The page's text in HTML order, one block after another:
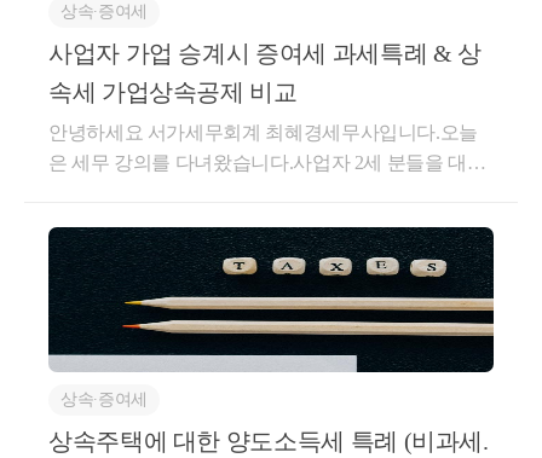
일단 주된 상속인에 해당되지 않아야 하는데요.
상속 주택을 지분별로 받은 경우
주된 상속인 - 소수지분권자로 나눠지게 됩니다.
주된 상속인 판단 기준은 아래와 같습니다.
② 상속주택에 거주하는 자
③ 최연장자
이 비과세 특례에 중요한 점은,
상속 주택을 취득할 때 보유하여야 함
자체가 없습니다.
상속∙증여세
사업자 가업 승계시 증여세 과세특례 & 상
속세 가업상속공제 비교
안녕하세요 서가세무회계 최혜경세무사입니다.오늘
은 세무 강의를 다녀왔습니다.사업자 2세 분들을 대상
이었는데,이 부분을 공유하면 좋을 것 같아서 포스팅
을 남깁니다.모든 재산, 즉 부동산이든 현물, 현금이든,
주식이든어떤 자산의 형태를 가지든부모가 자녀에게
그 재산을 이전하고자 한다면증여나 상속 (간혹 양도)
의 방법으로진행하셔야 합니다.이 모든 행위에는 당연
히 세금이 붙습니다.상속세와 증여세율은 그 세율이
같은데요.10억이 초과되면 40%,30억이 초과되면 무려
절반인 50%의 세율이 붙습니다.현금으로 만약 증여나
상속∙증여세
상속주택에 대한 양도소득세 특례 (비과세.